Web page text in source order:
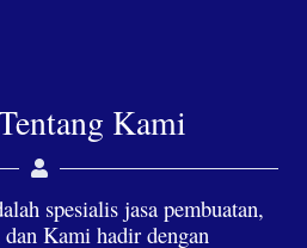
Kami
spesialis jasa pembuatan,
Kami hadir dengan